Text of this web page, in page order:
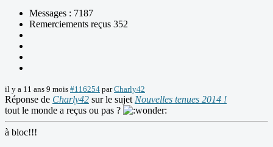
Messages : 7187
Remerciements reçus 352
il y a 11 ans 9 mois #116254 parCharly42
Réponse de Charly42 sur le sujet Nouvelles tenues 2014 !
tout le monde a reçus ou pas ?
à bloc!!!